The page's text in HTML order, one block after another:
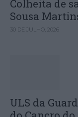
Colheita de
Sousa
30 DE JULHO, 2026
ULS da